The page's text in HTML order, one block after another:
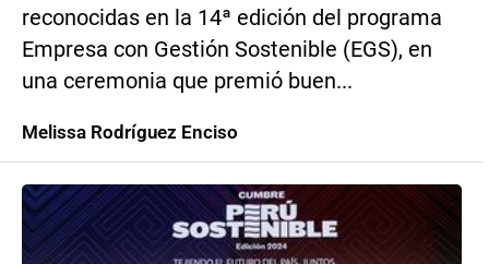
reconocidas en la 14ª edición del programa
Empresa con Gestión Sostenible (EGS), en
una ceremonia que premió buen...
Melissa Rodríguez Enciso